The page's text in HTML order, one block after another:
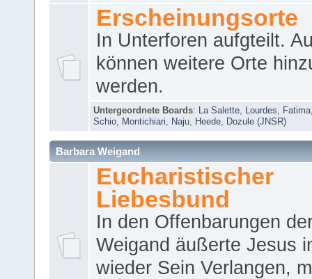
Erscheinungsorte
In Unterforen aufgteilt.
können weitere Orte
werden.
Untergeordnete Boards: La Salette Lourdes Fatima
Schio
Montichiari Naju Heede Dozule (JNSR)
Barbara Weigand
Eucharistischer
Liebesbund
In den Offenbarungen
Weigand äußerte Jesus
wieder Sein Verlangen,